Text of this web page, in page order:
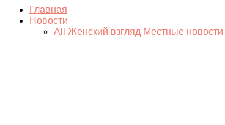
Главная
Новости
All
Женский взгляд Местные новости